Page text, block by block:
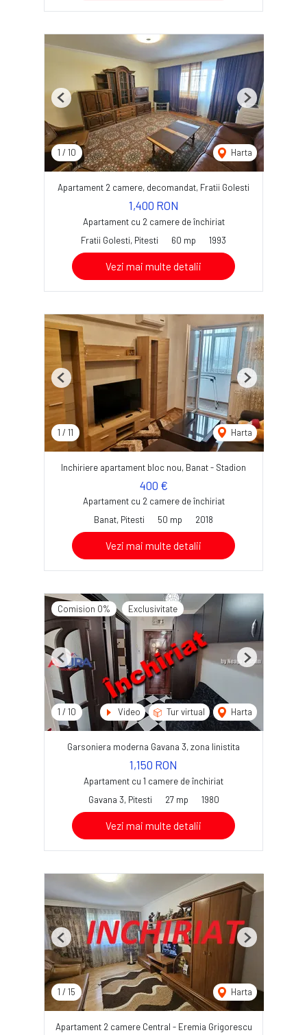
1 / 10 Harta
Previous Next
Apartament 2 camere, decomandat, Fratii Golesti
1,400 RON
Apartament cu 2 camere de închiriat
Fratii Golesti, Pitesti
60 mp 1993
Vezi mai multe detalii
1 / 11 Harta
Previous Next
Inchiriere apartament bloc nou, Banat - Stadion
400 €
Apartament cu 2 camere de închiriat
Banat, Pitesti
50 mp 2018
Vezi mai multe detalii
Comision 0% Exclusivitate
1 / 10 Video Tur virtual Harta
Previous Next
Garsoniera moderna Gavana 3, zona linistita
1,150 RON
Apartament cu 1 camere de închiriat
Gavana 3, Pitesti
27 mp 1980
Vezi mai multe detalii
1 / 15 Harta
Previous Next
Apartament 2 camere Central - Eremia Grigorescu